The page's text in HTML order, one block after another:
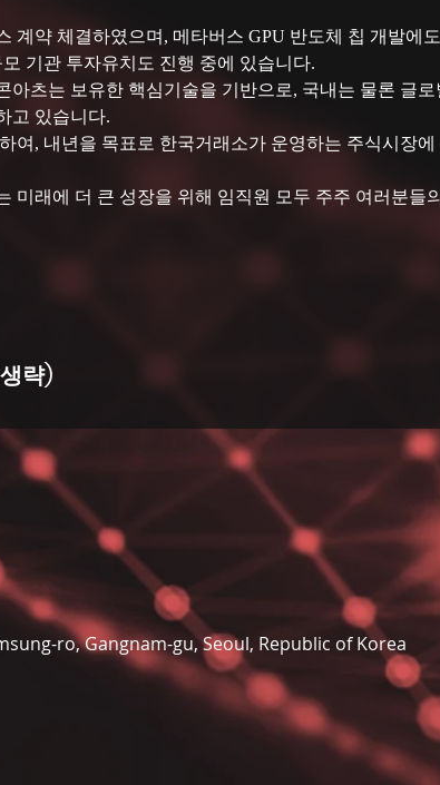
계약 체결하였으며, 메타버스 GPU 반도체 칩 개발에
기관 투자유치도 진행 중에 있습니다.
아츠는 보유한 핵심기술을 기반으로, 국내는 물론 글로
고 있습니다.
여, 내년을 목표로 한국거래소가 운영하는 주식시장
미래에 더 큰 성장을 위해 임직원 모두 주주 여러분들
략)
ro, Gangnam-gu, Seoul, Republic of Korea